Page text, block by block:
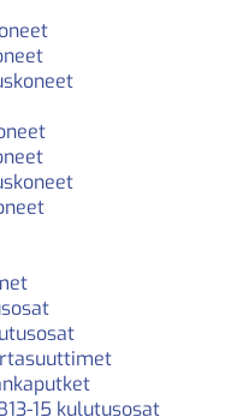
15 kulutusosat